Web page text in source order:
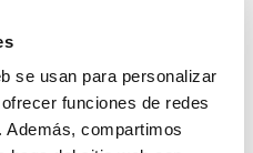
se usan para personalizar
funciones de redes
compartimos